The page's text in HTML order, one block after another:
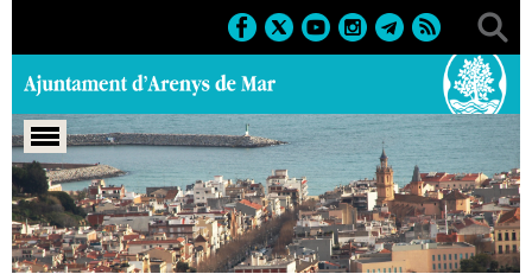
Portada > Agenda > 19-02-
2019 > Marcs > Culturals > 2019 > ANY CUCURULL